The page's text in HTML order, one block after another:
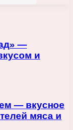
—
и
— вкусное
мяса и